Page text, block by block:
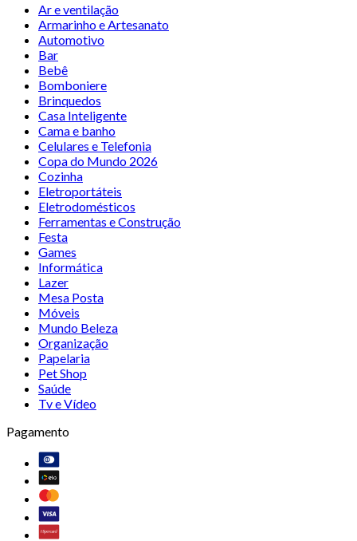
Ar e ventilação
Armarinho e Artesanato
Automotivo
Bar
Bebê
Bomboniere
Brinquedos
Casa Inteligente
Cama e banho
Celulares e Telefonia
Copa do Mundo 2026
Cozinha
Eletroportáteis
Eletrodomésticos
Ferramentas e Construção
Festa
Games
Informática
Lazer
Mesa Posta
Móveis
Mundo Beleza
Organização
Papelaria
Pet Shop
Saúde
Tv e Vídeo
Pagamento